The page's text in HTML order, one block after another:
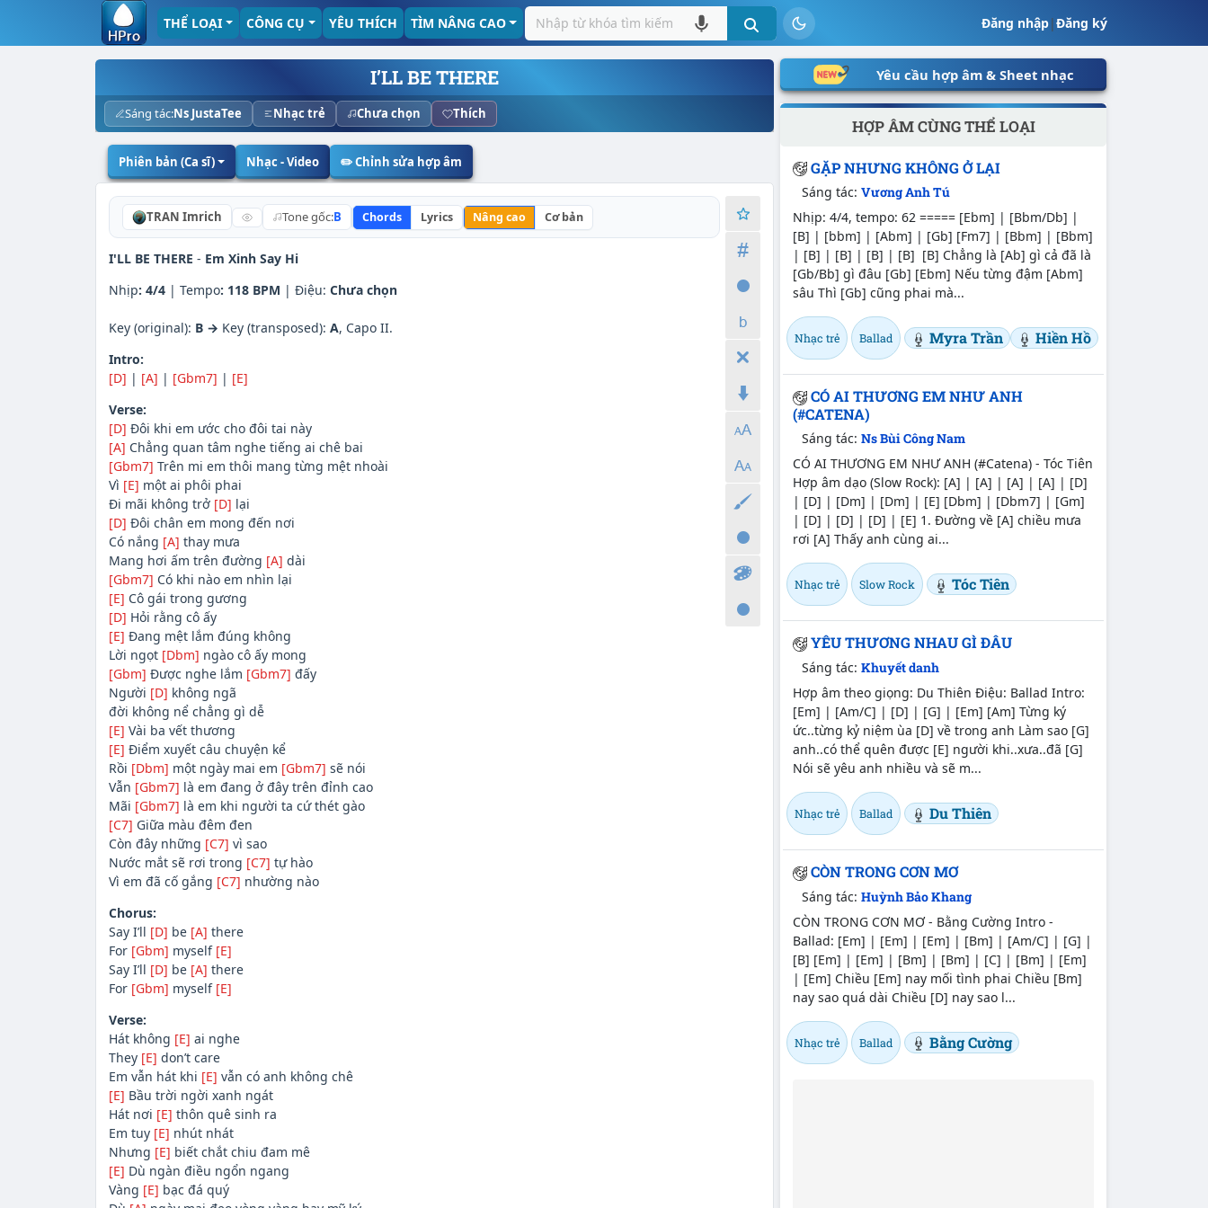
Đăng nhập|Đăng ký
THỂ LOẠI CÔNG CỤ YÊU THÍCH TÌM NÂNG CAO
I’LL BE THERE
Sáng tác:Ns JustaTee Nhạc trẻ Chưa chọn Thích
Phiên bản (Ca sĩ) Nhạc - Video ✏️ Chỉnh sửa hợp âm
TRAN Imrich Tone gốc:B Chords Lyrics Nâng cao Cơ bản
I'LL BE THERE - Em Xinh Say Hi
Nhịp: 4/4| Tempo: 118 BPM | Điệu: Chưa chọn
Key (original): B → Key (transposed): A, Capo II.
Intro:
[D] | [A] | [Gbm7] | [E]
Verse:
[D] Đôi khi em ước cho đôi tai này
[A] Chẳng quan tâm nghe tiếng ai chê bai
[Gbm7] Trên mi em thôi mang từng mệt nhoài
Vì [E] một ai phôi phai
Đi mãi không trở [D] lại
[D] Đôi chân em mong đến nơi
Có nắng [A] thay mưa
Mang hơi ấm trên đường [A] dài
[Gbm7] Có khi nào em nhìn lại
[E] Cô gái trong gương
[D] Hỏi rằng cô ấy
[E] Đang mệt lắm đúng không
Lời ngọt [Dbm] ngào cô ấy mong
[Gbm] Được nghe lắm [Gbm7] đấy
Người [D] không ngã
đời không nể chẳng gì dễ
[E] Vài ba vết thương
[E] Điểm xuyết câu chuyện kể
Rồi [Dbm] một ngày mai em [Gbm7] sẽ nói
Vẫn [Gbm7] là em đang ở đây trên đỉnh cao
Mãi [Gbm7] là em khi người ta cứ thét gào
[C7] Giữa màu đêm đen
Còn đây những [C7] vì sao
Nước mắt sẽ rơi trong [C7] tự hào
Vì em đã cố gắng [C7] nhường nào
Chorus:
Say I’ll [D] be [A] there
For [Gbm] myself [E]
Say I’ll [D] be [A] there
For [Gbm] myself [E]
Verse:
Hát không [E] ai nghe
They [E] don’t care
Em vẫn hát khi [E] vẫn có anh không chê
[E] Bầu trời ngời xanh ngát
Hát nơi [E] thôn quê sinh ra
Em tuy [E] nhút nhát
Nhưng [E] biết chắt chiu đam mê
[E] Dù ngàn điều ngổn ngang
Vàng [E] bạc đá quý
Yêu cầu hợp âm & Sheet nhạc
HỢP ÂM CÙNG THỂ LOẠI
GẶP NHƯNG KHÔNG Ở LẠI
Sáng tác:Vương Anh Tú
Nhịp: 4/4, tempo: 62 ===== [Ebm] | [Bbm/Db] |
[B] | [bbm] | [Abm] | [Gb] [Fm7] | [Bbm] | [Bbm]
| [B] | [B] | [B] | [B] [B] Chẳng là [Ab] gì cả đã là
[Gb/Bb] gì đâu [Gb] [Ebm] Nếu từng đậm [Abm]
sâu Thì [Gb] cũng phai mà...
Nhạc trẻ Ballad Myra Trần Hiền Hồ
CÓ AI THƯƠNG EM NHƯ ANH
(#CATENA)
Sáng tác:Ns Bùi Công Nam
CÓ AI THƯƠNG EM NHƯ ANH (#Catena) - Tóc Tiên
Hợp âm dạo (Slow Rock): [A] | [A] | [A] | [A] | [D]
| [D] | [Dm] | [Dm] | [E] [Dbm] | [Dbm7] | [Gm]
| [D] | [D] | [D] | [E] 1. Đường về [A] chiều mưa
rơi [A] Thấy anh cùng ai...
Nhạc trẻ Slow Rock Tóc Tiên
YÊU THƯƠNG NHAU GÌ ĐÂU
Sáng tác:Khuyết danh
Hợp âm theo giọng: Du Thiên Điệu: Ballad Intro:
[Em] | [Am/C] | [D] | [G] | [Em] [Am] Từng ký
ức..từng kỷ niệm ùa [D] về trong anh Làm sao [G]
anh..có thể quên được [E] người khi..xưa..đã [G]
Nói sẽ yêu anh nhiều và sẽ m...
Nhạc trẻ Ballad Du Thiên
CÒN TRONG CƠN MƠ
Sáng tác:Huỳnh Bảo Khang
CÒN TRONG CƠN MƠ - Bằng Cường Intro -
Ballad: [Em] | [Em] | [Em] | [Bm] | [Am/C] | [G] |
[B] [Em] | [Em] | [Bm] | [Bm] | [C] | [Bm] | [Em]
| [Em] Chiều [Em] nay mối tình phai Chiều [Bm]
nay sao quá dài Chiều [D] nay sao l...
Nhạc trẻ Ballad Bằng Cường